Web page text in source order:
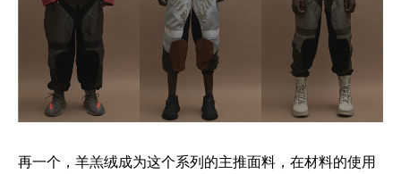
再一个，羊羔绒成为这个系列的主推面料，在材料的使用